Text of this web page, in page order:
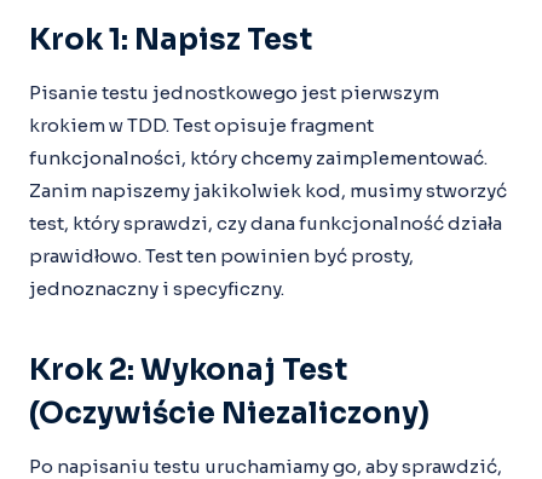
Krok 1: Napisz Test
Pisanie testu jednostkowego jest pierwszym
krokiem w TDD. Test opisuje fragment
funkcjonalności, który chcemy zaimplementować.
Zanim napiszemy jakikolwiek kod, musimy stworzyć
test, który sprawdzi, czy dana funkcjonalność działa
prawidłowo. Test ten powinien być prosty,
jednoznaczny i specyficzny.
Krok 2: Wykonaj Test
(oczywiście Niezaliczony)
Po napisaniu testu uruchamiamy go, aby sprawdzić,